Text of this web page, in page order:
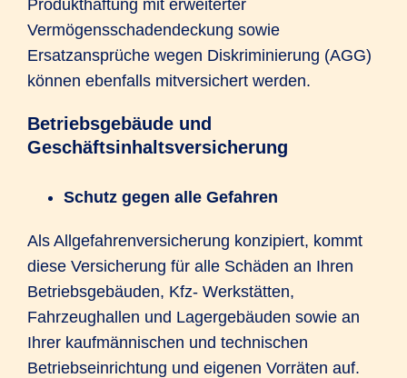
Produkthaftung mit erweiterter
Vermögensschadendeckung sowie
Ersatzansprüche wegen Diskriminierung (AGG)
können ebenfalls mitversichert werden.
Betriebsgebäude und
Geschäftsinhaltsversicherung
Schutz gegen alle Gefahren
Als Allgefahrenversicherung konzipiert, kommt
diese Versicherung für alle Schäden an Ihren
Betriebsgebäuden, Kfz- Werkstätten,
Fahrzeughallen und Lagergebäuden sowie an
Ihrer kaufmännischen und technischen
Betriebseinrichtung und eigenen Vorräten auf.